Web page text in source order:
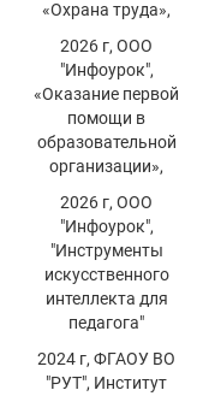
«Охрана труда»,
2026 г, ООО
"Инфоурок",
«Оказание первой
помощи в
образовательной
организации»,
2026 г, ООО
"Инфоурок",
"Инструменты
искусственного
интеллекта для
педагога"
2024 г, ФГАОУ ВО
"РУТ", Институт